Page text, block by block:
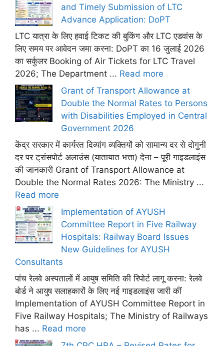
and Timely Submission of LTC
Advance Application: DoPT
LTC यात्रा के लिए हवाई टिकट की बुकिंग और LTC एडवांस के
लिए समय पर आवेदन जमा करना: DoPT का 16 जुलाई 2026
का सर्कुलर Booking of Air Tickets for LTC Travel
2026; The Department ... Read more
Grant of Transport Allowance at
Double the Normal Rates to Persons
with Disabilities Employed in Central
Government 2026
केंद्र सरकार में कार्यरत दिव्यांग व्यक्तियों को सामान्य दर से दोगुनी
दर पर ट्रांसपोर्ट अलाउंस (यातायात भत्ता) देना – पूरी गाइडलाइंस
की जानकारी Grant of Transport Allowance at
Double the Normal Rates 2026: The Ministry ...
Read more
Implementation of AYUSH
Committee Report in Five Railway
Hospitals: Railway Board Issues
New Guidelines for AYUSH
Consultants
पांच रेलवे अस्पतालों में आयुष समिति की रिपोर्ट लागू करना: रेलवे
बोर्ड ने आयुष सलाहकारों के लिए नई गाइडलाइंस जारी कीं
Implementation of AYUSH Committee Report in
Five Railway Hospitals; The Ministry of Railways
has ... Read more